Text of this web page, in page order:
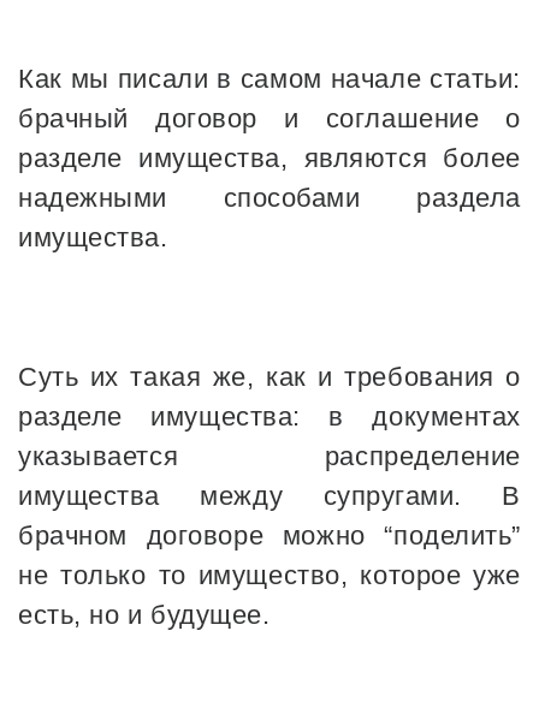
Как мы писали в самом начале статьи:
брачный договор и соглашение о
разделе имущества, являются более
надежными способами раздела
имущества.
Суть их такая же, как и требования о
разделе имущества: в документах
указывается распределение
имущества между супругами. В
брачном договоре можно “поделить”
не только то имущество, которое уже
есть, но и будущее.